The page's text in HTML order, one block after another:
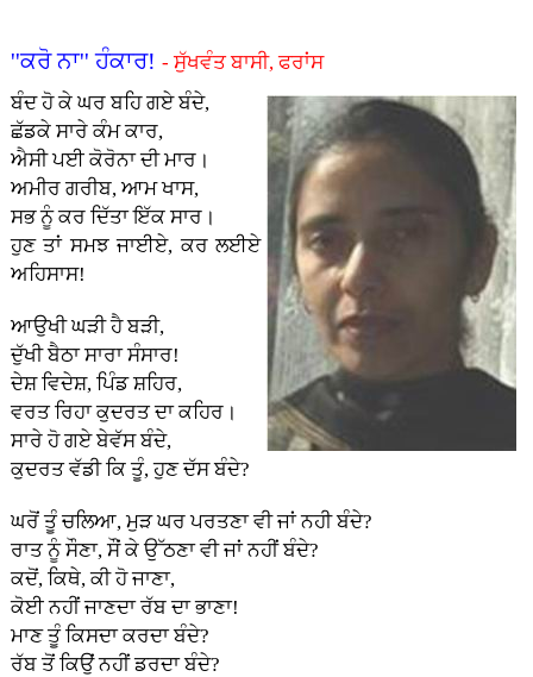
''ਕਰੋ ਨਾ'' ਹੰਕਾਰ! - ਸੁੱਖਵੰਤ ਬਾਸੀ, ਫਰਾਂਸ
ਬੰਦ ਹੋ ਕੇ ਘਰ ਬਹਿ ਗਏ ਬੰਦੇ,
ਛੱਡਕੇ ਸਾਰੇ ਕੰਮ ਕਾਰ,
ਐਸੀ ਪਈ ਕੋਰੋਨਾ ਦੀ ਮਾਰ।
ਅਮੀਰ ਗਰੀਬ, ਆਮ ਖਾਸ,
ਸਭ ਨੂੰ ਕਰ ਦਿੱਤਾ ਇੱਕ ਸਾਰ।
ਹੁਣ ਤਾਂ ਸਮਝ ਜਾਈਏ, ਕਰ ਲਈਏ
ਅਹਿਸਾਸ!
ਆਉਖੀ ਘੜੀ ਹੈ ਬੜੀ,
ਦੁੱਖੀ ਬੈਠਾ ਸਾਰਾ ਸੰਸਾਰ!
ਦੇਸ਼ ਵਿਦੇਸ਼, ਪਿੰਡ ਸ਼ਹਿਰ,
ਵਰਤ ਰਿਹਾ ਕੁਦਰਤ ਦਾ ਕਹਿਰ।
ਸਾਰੇ ਹੋ ਗਏ ਬੇਵੱਸ ਬੰਦੇ,
ਕੁਦਰਤ ਵੱਡੀ ਕਿ ਤੂੰ, ਹੁਣ ਦੱਸ ਬੰਦੇ?
ਘਰੋਂ ਤੂੰ ਚਲਿਆ, ਮੁੜ ਘਰ ਪਰਤਣਾ ਵੀ ਜਾਂ ਨਹੀ ਬੰਦੇ?
ਰਾਤ ਨੂੰ ਸੌਣਾ, ਸੌਂ ਕੇ ਉੱਠਣਾ ਵੀ ਜਾਂ ਨਹੀਂ ਬੰਦੇ?
ਕਦੋਂ, ਕਿਥੇ, ਕੀ ਹੋ ਜਾਣਾ,
ਕੋਈ ਨਹੀਂ ਜਾਣਦਾ ਰੱਬ ਦਾ ਭਾਣਾ!
ਮਾਣ ਤੂੰ ਕਿਸਦਾ ਕਰਦਾ ਬੰਦੇ?
ਰੱਬ ਤੋਂ ਕਿਉਂ ਨਹੀਂ ਡਰਦਾ ਬੰਦੇ?